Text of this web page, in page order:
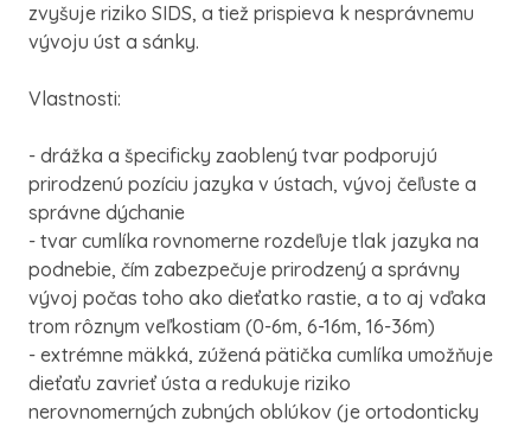
zvyšuje riziko SIDS, a tiež prispieva k nesprávnemu
vývoju úst a sánky.
Vlastnosti:
- drážka a špecificky zaoblený tvar podporujú
prirodzenú pozíciu jazyka v ústach, vývoj čeľuste a
správne dýchanie
- tvar cumlíka rovnomerne rozdeľuje tlak jazyka na
podnebie, čím zabezpečuje prirodzený a správny
vývoj počas toho ako dieťatko rastie, a to aj vďaka
trom rôznym veľkostiam (0-6m, 6-16m, 16-36m)
- extrémne mäkká, zúžená pätička cumlíka umožňuje
dieťaťu zavrieť ústa a redukuje riziko
nerovnomerných zubných oblúkov (je ortodonticky